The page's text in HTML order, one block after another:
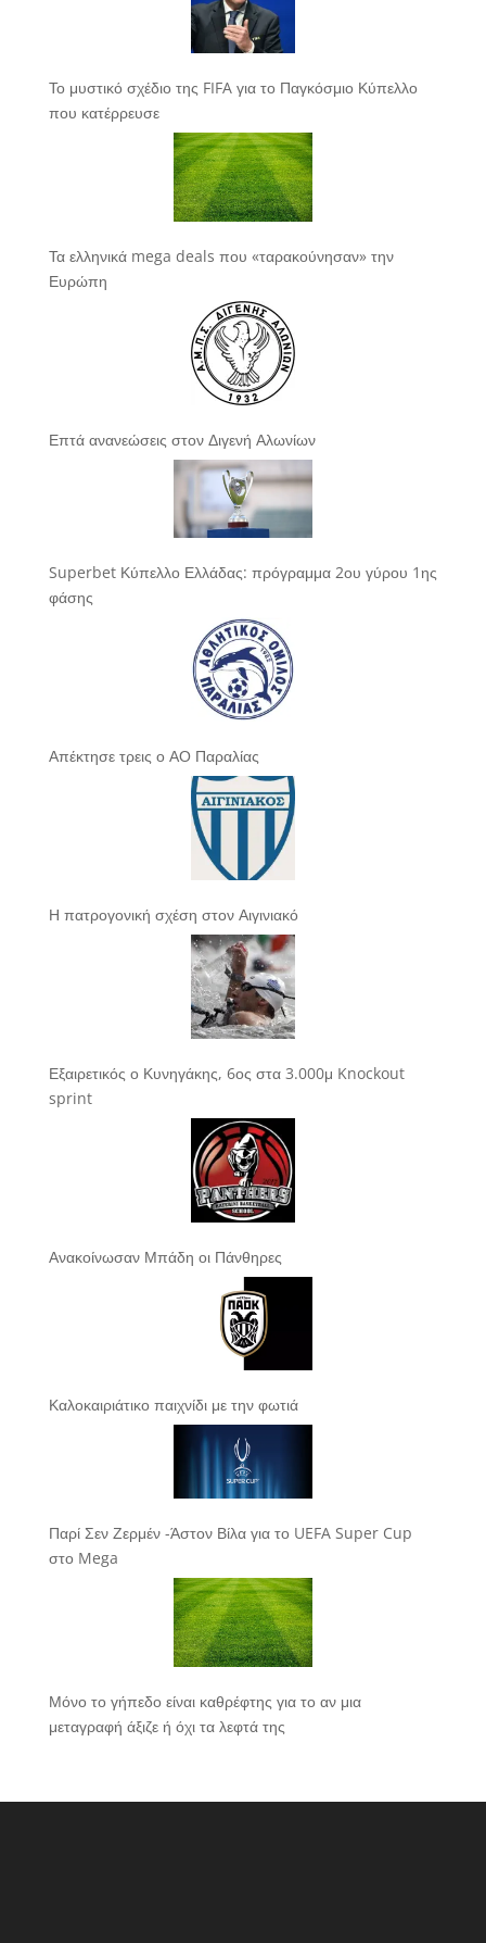
Το μυστικό σχέδιο της FIFA για το Παγκόσμιο Κύπελλο
που κατέρρευσε
Τα ελληνικά mega deals που «ταρακούνησαν» την
Ευρώπη
Επτά ανανεώσεις στον Διγενή Αλωνίων
Superbet Κύπελλο Ελλάδας: πρόγραμμα 2ου γύρου 1ης
φάσης
Απέκτησε τρεις ο ΑΟ Παραλίας
Η πατρογονική σχέση στον Αιγινιακό
Εξαιρετικός ο Κυνηγάκης, 6ος στα 3.000μ Knockout
sprint
Ανακοίνωσαν Μπάδη οι Πάνθηρες
Καλοκαιριάτικο παιχνίδι με την φωτιά
Παρί Σεν Ζερμέν -Άστον Βίλα για το UEFA Super Cup
στο Mega
Μόνο το γήπεδο είναι καθρέφτης για το αν μια
μεταγραφή άξιζε ή όχι τα λεφτά της